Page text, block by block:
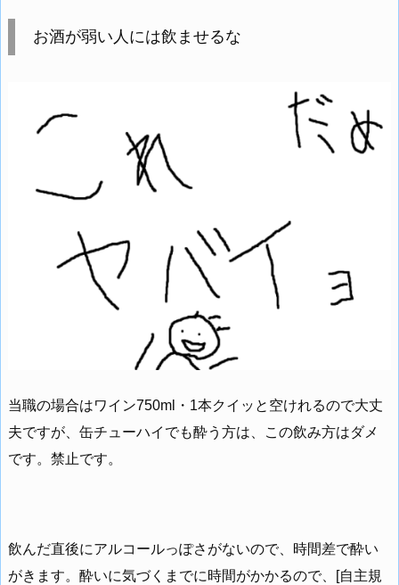
お酒が弱い人には飲ませるな
当職の場合はワイン750ml・1本クイッと空けれるので大丈
夫ですが、缶チューハイでも酔う方は、この飲み方はダメ
です。禁止です。
飲んだ直後にアルコールっぽさがないので、時間差で酔い
がきます。酔いに気づくまでに時間がかかるので、[自主規